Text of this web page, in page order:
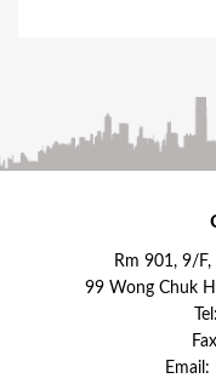
Rm 901, 9/
99 Wong Chuk
Email: